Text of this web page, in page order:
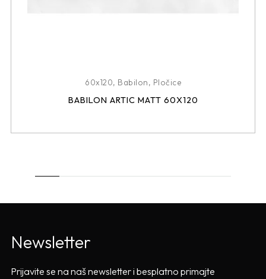
60x120, Babilon, Pločice
BABILON ARTIC MATT 60X120
Newsletter
Prijavite se na naš newsletter i besplatno primajte